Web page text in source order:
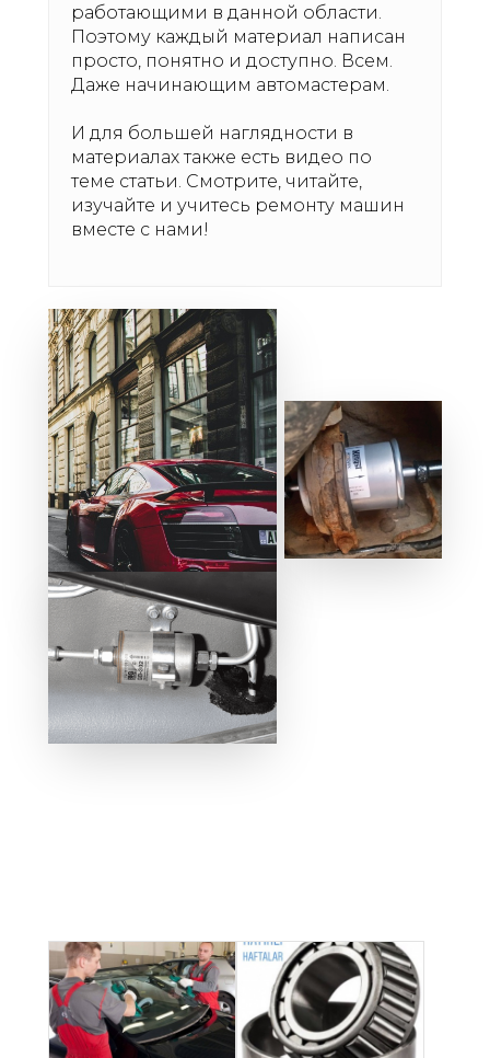
работающими в данной области.
Поэтому каждый материал написан
просто, понятно и доступно. Всем.
Даже начинающим автомастерам.
И для большей наглядности в
материалах также есть видео по
теме статьи. Смотрите, читайте,
изучайте и учитесь ремонту машин
вместе с нами!